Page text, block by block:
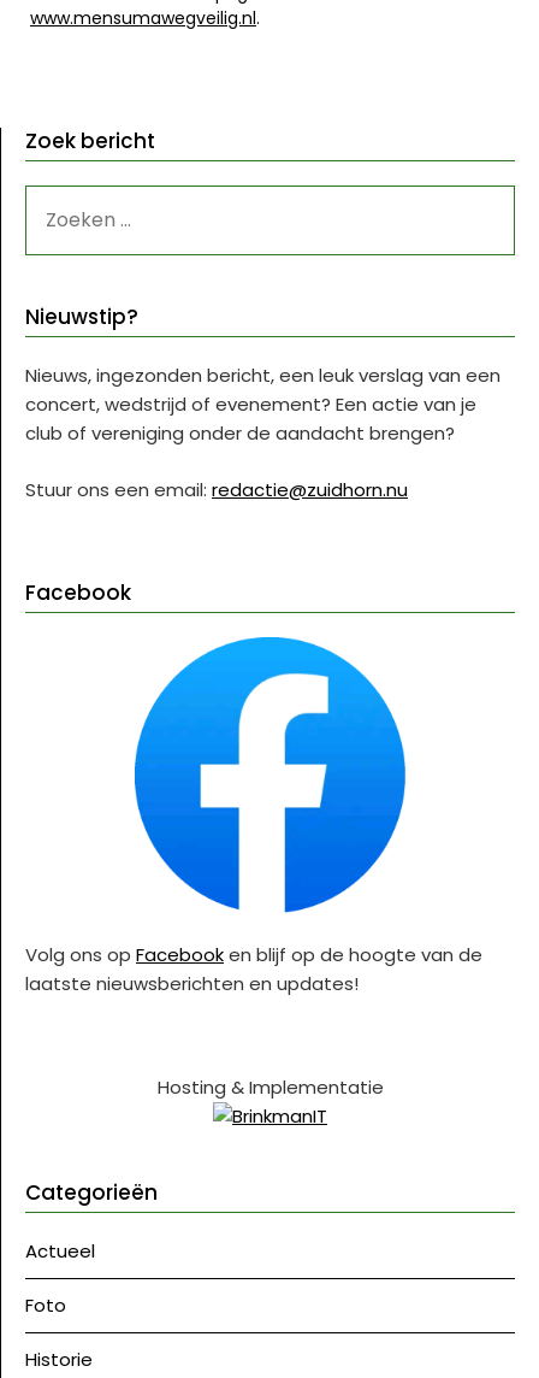
www.mensumawegveilig.nl.
Zoek bericht
NAAR:
Nieuwstip?
Nieuws, ingezonden bericht, een leuk verslag van een
concert, wedstrijd of evenement? Een actie van je
club of vereniging onder de aandacht brengen?
Stuur ons een email: redactie@zuidhorn.nu
Facebook
Volg ons op Facebooken blijf op de hoogte van de
laatste nieuwsberichten en updates!
Hosting & Implementatie
Categorieën
Actueel
Foto
Historie